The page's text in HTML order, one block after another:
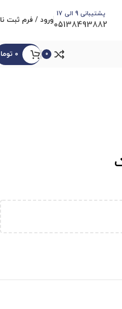
پشتیبانی 9 الی 17
05138493882ورود / فرم ثبت
0 ۰